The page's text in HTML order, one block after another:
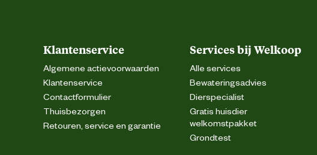
Verantwoordelijke marktdeelnemer mailadres
Klantenservice
Algemene actievoorwaarden
Klantenservice
Contactformulier
Thuisbezorgen
Retouren, service en garantie
Services bij Welkoop
Alle services
Bewateringsadvies
Dierspecialist
Gratis huisdier
welkomstpakket
Grondtest